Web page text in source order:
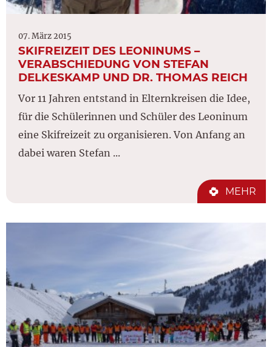
07. März 2015
SKIFREIZEIT DES LEONINUMS –
VERABSCHIEDUNG VON STEFAN
DELKESKAMP UND DR. THOMAS REICH
Vor 11 Jahren entstand in Elternkreisen die Idee,
für die Schülerinnen und Schüler des Leoninum
eine Skifreizeit zu organisieren. Von Anfang an
dabei waren Stefan ...
MEHR